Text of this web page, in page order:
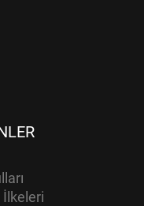
İlkeleri